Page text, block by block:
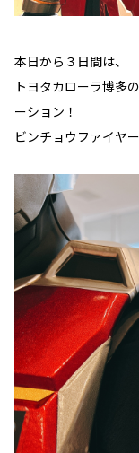
本日から３日間は、
トヨタカローラ博多
ーション！
ビンチョウファイヤ